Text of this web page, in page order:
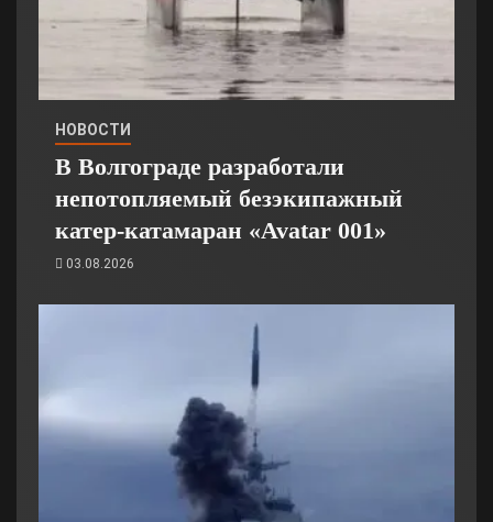
НОВОСТИ
В Волгограде разработали
непотопляемый безэкипажный
катер-катамаран «Avatar 001»
03.08.2026